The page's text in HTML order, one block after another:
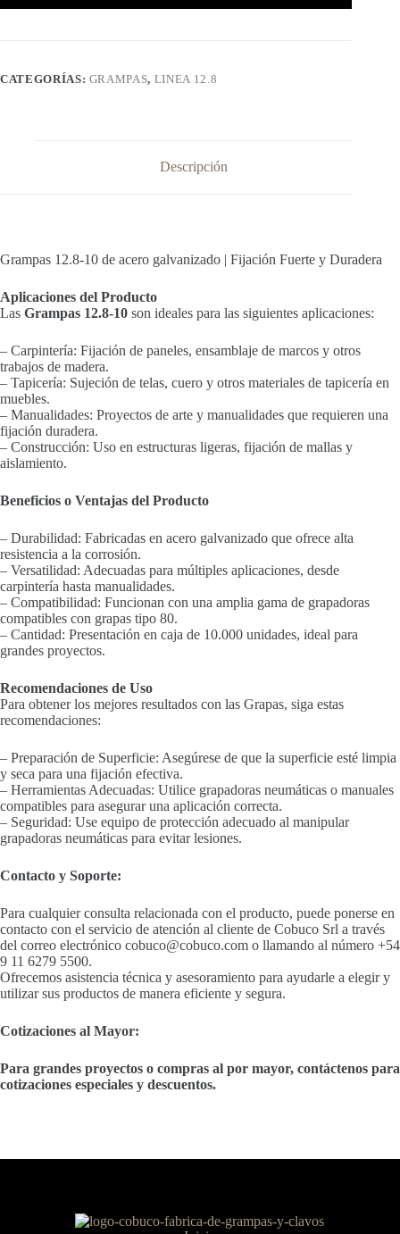
CATEGORÍAS: GRAMPAS, LINEA 12.8
Descripción
Grampas 12.8-10 de acero galvanizado | Fijación Fuerte y Duradera
Aplicaciones del Producto
Las Grampas 12.8-10 son ideales para las siguientes aplicaciones:
– Carpintería: Fijación de paneles, ensamblaje de marcos y otros
trabajos de madera.
– Tapicería: Sujeción de telas, cuero y otros materiales de tapicería en
muebles.
– Manualidades: Proyectos de arte y manualidades que requieren una
fijación duradera.
– Construcción: Uso en estructuras ligeras, fijación de mallas y
aislamiento.
Beneficios o Ventajas del Producto
– Durabilidad: Fabricadas en acero galvanizado que ofrece alta
resistencia a la corrosión.
– Versatilidad: Adecuadas para múltiples aplicaciones, desde
carpintería hasta manualidades.
– Compatibilidad: Funcionan con una amplia gama de grapadoras
compatibles con grapas tipo 80.
– Cantidad: Presentación en caja de 10.000 unidades, ideal para
grandes proyectos.
Recomendaciones de Uso
Para obtener los mejores resultados con las Grapas, siga estas
recomendaciones:
– Preparación de Superficie: Asegúrese de que la superficie esté limpia
y seca para una fijación efectiva.
– Herramientas Adecuadas: Utilice grapadoras neumáticas o manuales
compatibles para asegurar una aplicación correcta.
– Seguridad: Use equipo de protección adecuado al manipular
grapadoras neumáticas para evitar lesiones.
Contacto y Soporte:
Para cualquier consulta relacionada con el producto, puede ponerse en
contacto con el servicio de atención al cliente de Cobuco Srl a través
del correo electrónico cobuco@cobuco.com o llamando al número +54
9 11 6279 5500.
Ofrecemos asistencia técnica y asesoramiento para ayudarle a elegir y
utilizar sus productos de manera eficiente y segura.
Cotizaciones al Mayor:
Para grandes proyectos o compras al por mayor, contáctenos para
cotizaciones especiales y descuentos.